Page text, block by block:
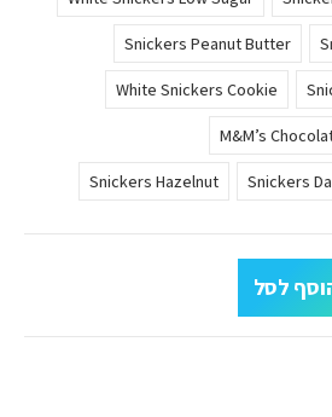
Snickers Peanut Butter
White Snickers Cookie
M&M’s
Snickers
Snickers Hazelnut
לסל